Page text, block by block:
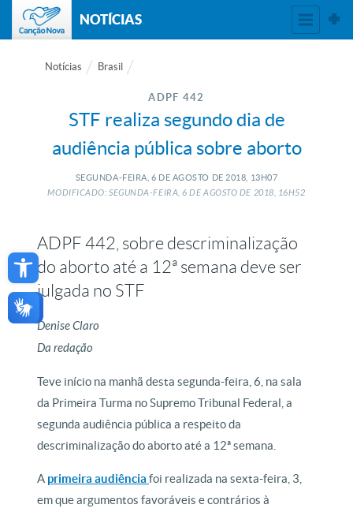
Open toolbar
NOTÍCIAS
Notícias Brasil
ADPF 442
STF realiza segundo dia de
audiência pública sobre aborto
SEGUNDA-FEIRA, 6 DE AGOSTO DE 2018, 13H07
MODIFICADO: SEGUNDA-FEIRA, 6 DEAGOSTO DE 2018, 16H52
ADPF 442, sobre descriminalização
do aborto até a 12ª semana deve ser
julgada no STF
Denise Claro
Da redação
Teve início na manhã desta segunda-feira, 6, na sala
da Primeira Turma no Supremo Tribunal Federal, a
segunda audiência pública a respeito da
descriminalização do aborto até a 12ª semana.
A primeira audiência foi realizada na sexta-feira, 3,
em que argumentos favoráveis e contrários à